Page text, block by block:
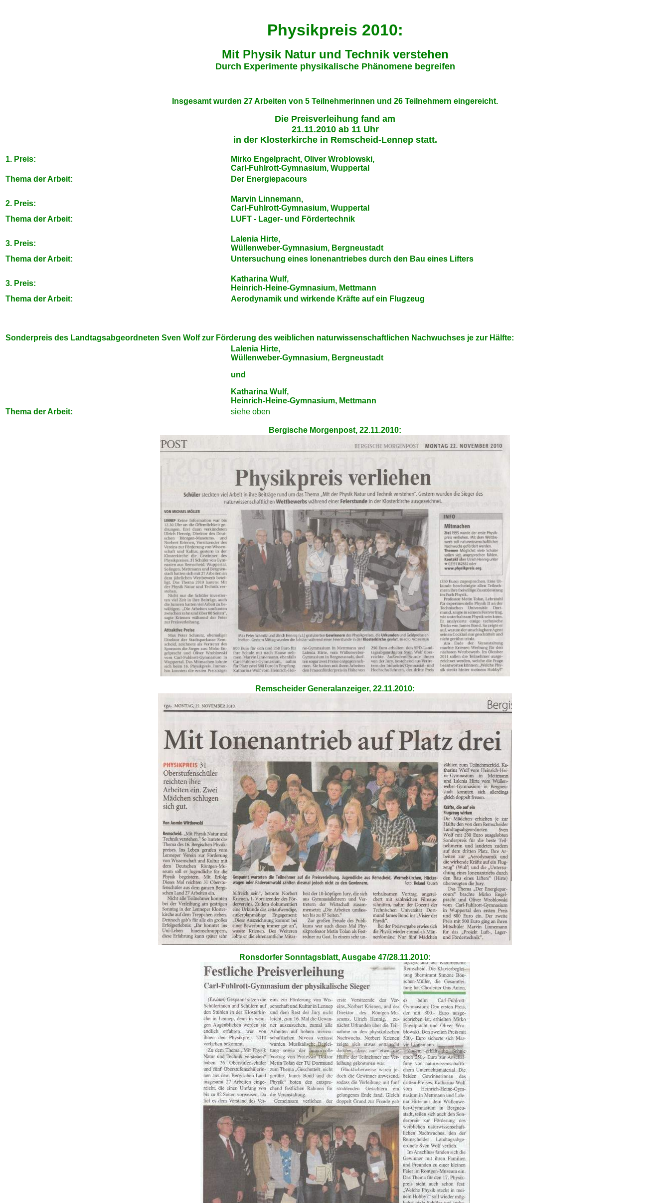
Physikpreis 2010:
Mit Physik Natur und Technik verstehen
Durch Experimente physikalische Phänomene begreifen
Insgesamt wurden 27 Arbeiten von 5 Teilnehmerinnen und 26 Teilnehmern eingereicht.
Die Preisverleihung fand am
21.11.2010 ab 11 Uhr
in der Klosterkirche in Remscheid-Lennep statt.
1. Preis:
Mirko Engelpracht, Oliver Wroblowski,
Carl-Fuhlrott-Gymnasium, Wuppertal
Thema der Arbeit:
Der Energiepacours
2. Preis:
Marvin Linnemann,
Carl-Fuhlrott-Gymnasium, Wuppertal
Thema der Arbeit:
LUFT - Lager- und Fördertechnik
3. Preis:
Lalenia Hirte,
Wüllenweber-Gymnasium, Bergneustadt
Thema der Arbeit:
Untersuchung eines Ionenantriebes durch den Bau eines Lifters
3. Preis:
Katharina Wulf,
Heinrich-Heine-Gymnasium, Mettmann
Thema der Arbeit:
Aerodynamik und wirkende Kräfte auf ein Flugzeug
Sonderpreis des Landtagsabgeordneten Sven Wolf zur Förderung des weiblichen naturwissenschaftlichen Nachwuchses je zur Hälfte:
Lalenia Hirte,
Wüllenweber-Gymnasium, Bergneustadt
und
Katharina Wulf,
Heinrich-Heine-Gymnasium, Mettmann
Thema der Arbeit:
siehe oben
Bergische Morgenpost, 22.11.2010:
Remscheider Generalanzeiger, 22.11.2010:
Ronsdorfer Sonntagsblatt, Ausgabe 47/28.11.2010: